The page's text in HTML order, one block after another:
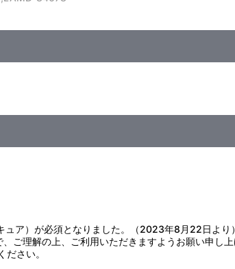
っ張ったりしないでください。
・変形・破損の原因になりますのでお避けください
ュア）が必須となりました。（2023年8月22日より
ご理解の上、ご利用いただきますようお願い申し
ださい。